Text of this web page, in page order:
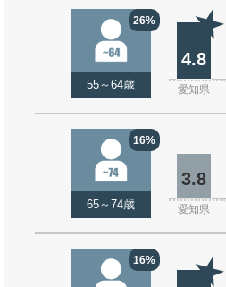
26%
55～64歳
4.8
愛知県
16%
65～74歳
3.8
愛知県
16%